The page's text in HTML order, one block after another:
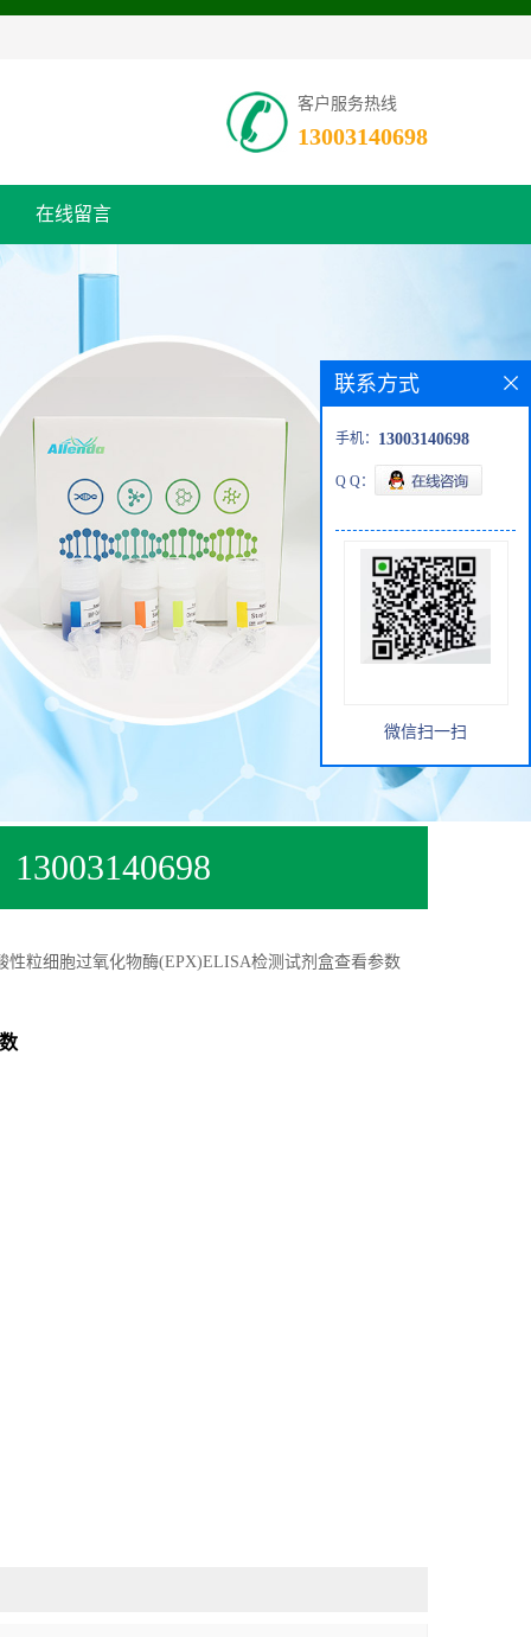
客户服务热线
13003140698
在线留言
13003140698
性粒细胞过氧化物酶(EPX)ELISA检测试剂盒查看参数
联系方式
手机： 13003140698
Q Q：
微信扫一扫